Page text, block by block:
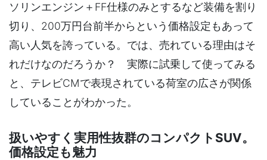
ソリンエンジン＋FF仕様のみとするなど装備を割り
切り、200万円台前半からという価格設定もあって
高い人気を誇っている。では、売れている理由はそ
れだけなのだろうか？ 実際に試乗して使ってみる
と、テレビCMで表現されている荷室の広さが関係
していることがわかった。
扱いやすく実用性抜群のコンパクトSUV。
価格設定も魅力